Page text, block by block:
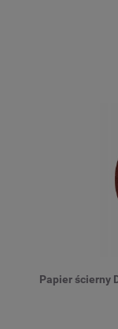
Papier ścierny